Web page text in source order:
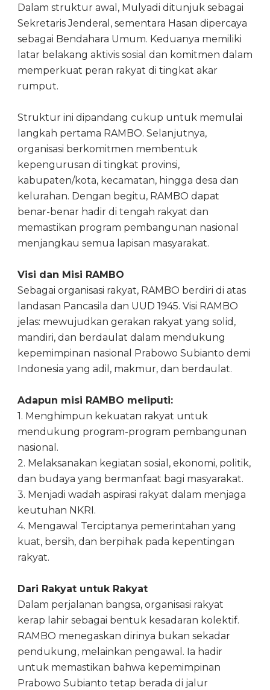
Dalam struktur awal, Mulyadi ditunjuk sebagai
Sekretaris Jenderal, sementara Hasan dipercaya
sebagai Bendahara Umum. Keduanya memiliki
latar belakang aktivis sosial dan komitmen dalam
memperkuat peran rakyat di tingkat akar
rumput.
Struktur ini dipandang cukup untuk memulai
langkah pertama RAMBO. Selanjutnya,
organisasi berkomitmen membentuk
kepengurusan di tingkat provinsi,
kabupaten/kota, kecamatan, hingga desa dan
kelurahan. Dengan begitu, RAMBO dapat
benar-benar hadir di tengah rakyat dan
memastikan program pembangunan nasional
menjangkau semua lapisan masyarakat.
Visi dan Misi RAMBO
Sebagai organisasi rakyat, RAMBO berdiri di atas
landasan Pancasila dan UUD 1945. Visi RAMBO
jelas: mewujudkan gerakan rakyat yang solid,
mandiri, dan berdaulat dalam mendukung
kepemimpinan nasional Prabowo Subianto demi
Indonesia yang adil, makmur, dan berdaulat.
Adapun misi RAMBO meliputi:
1. Menghimpun kekuatan rakyat untuk
mendukung program-program pembangunan
nasional.
2. Melaksanakan kegiatan sosial, ekonomi, politik,
dan budaya yang bermanfaat bagi masyarakat.
3. Menjadi wadah aspirasi rakyat dalam menjaga
keutuhan NKRI.
4. Mengawal Terciptanya pemerintahan yang
kuat, bersih, dan berpihak pada kepentingan
rakyat.
Dari Rakyat untuk Rakyat
Dalam perjalanan bangsa, organisasi rakyat
kerap lahir sebagai bentuk kesadaran kolektif.
RAMBO menegaskan dirinya bukan sekadar
pendukung, melainkan pengawal. Ia hadir
untuk memastikan bahwa kepemimpinan
Prabowo Subianto tetap berada di jalur